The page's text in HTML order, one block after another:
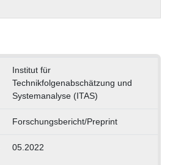
Institut für
Technikfolgenabschätzung und
Systemanalyse (ITAS)
Forschungsbericht/Preprint
05.2022